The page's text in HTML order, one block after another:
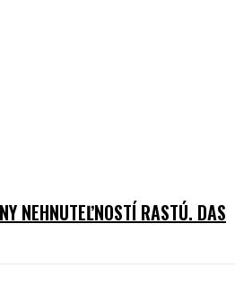
NEHNUTEĽNOSTÍ RASTÚ. DAS